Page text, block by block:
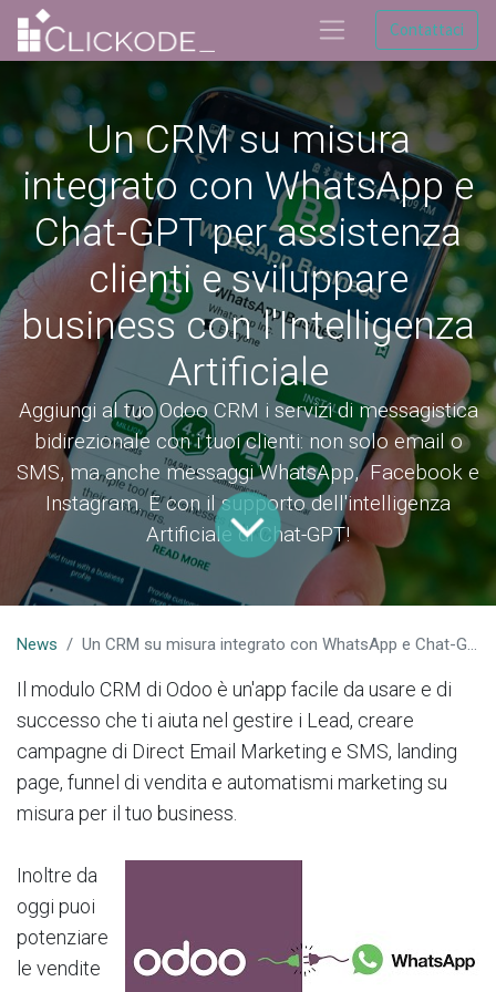
Contattaci
Un CRM su misura
integrato con WhatsApp e
Chat-GPT per assistenza
clienti e sviluppare
business con l'Intelligenza
Artificiale
Aggiungi al tuo Odoo CRM i servizi di messagistica
bidirezionale con i tuoi clienti: non solo email o
SMS, ma anche messaggi WhatsApp, Facebook e
Instagram. E con il supporto dell'intelligenza
Artificiale di Chat-GPT!
News Un CRM su misura integrato con WhatsApp e Chat-GPT per assistenza clienti e sviluppare business con l'Intelligenza Artificiale
Il modulo CRM di Odoo è un'app facile da usare e di
successo che ti aiuta nel gestire i Lead, creare
campagne di Direct Email Marketing e SMS, landing
page, funnel di vendita e automatismi marketing su
misura per il tuo business.
Inoltre da
oggi puoi
potenziare
le vendite